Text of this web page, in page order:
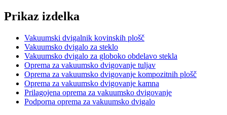
Prikaz izdelka
Vakuumski dvigalnik kovinskih plošč
Vakuumsko dvigalo za steklo
Vakuumsko dvigalo za globoko obdelavo stekla
Oprema za vakuumsko dvigovanje tuljav
Oprema za vakuumsko dvigovanje kompozitnih plošč
Oprema za vakuumsko dvigovanje kamna
Prilagojena oprema za vakuumsko dvigovanje
Podporna oprema za vakuumsko dvigalo